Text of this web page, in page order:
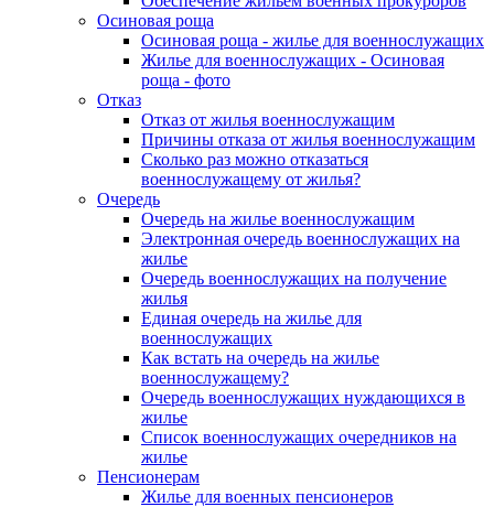
Осиновая роща
Осиновая роща - жилье для военнослужащих
Жилье для военнослужащих - Осиновая
роща - фото
Отказ
Отказ от жилья военнослужащим
Причины отказа от жилья военнослужащим
Сколько раз можно отказаться
военнослужащему от жилья?
Очередь
Очередь на жилье военнослужащим
Электронная очередь военнослужащих на
жилье
Очередь военнослужащих на получение
жилья
Единая очередь на жилье для
военнослужащих
Как встать на очередь на жилье
военнослужащему?
Очередь военнослужащих нуждающихся в
жилье
Список военнослужащих очередников на
жилье
Пенсионерам
Жилье для военных пенсионеров